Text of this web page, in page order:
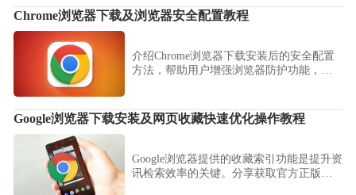
Chrome浏览器下载及浏览器安全配置教程
介绍Chrome浏览器下载安装后的安全配置
方法，帮助用户增强浏览器防护功能，保
Google浏览器下载安装及网页收藏快速优化操作教程
Google浏览器提供的收藏索引功能是提升资
讯检索效率的关键。分享获取官方正版资